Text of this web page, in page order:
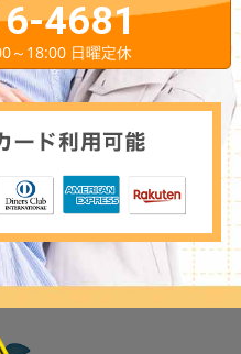
4681
～18:00 日曜定休